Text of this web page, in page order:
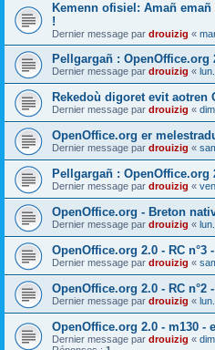
Kemenn ofisiel: Amañ
!
Dernier message par drouizig «
Pellgargañ : OpenOffice.org
Dernier message par drouizig «
Rekedoù digoret evit
Dernier message par drouizig «
OpenOffice.org er
Dernier message par drouizig «
Pellgargañ :
Dernier message par drouizig «
OpenOffice.org - Breton
Dernier message par drouizig «
OpenOffice.org 2.0 - RC n°3
Dernier message par drouizig «
OpenOffice.org 2.0 - RC n°2
Dernier message par drouizig «
OpenOffice.org 2.0 - m130 -
Dernier message par drouizig «